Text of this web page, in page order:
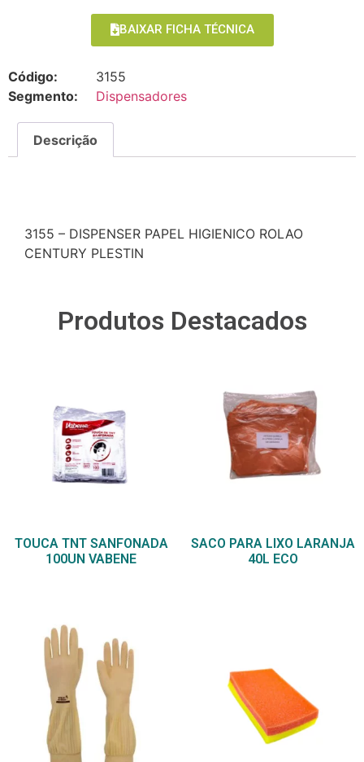
BAIXAR FICHA TÉCNICA
Código:
3155
Segmento:
Dispensadores
Descrição
3155 – DISPENSER PAPEL HIGIENICO ROLAO
CENTURY PLESTIN
Produtos Destacados
TOUCA TNT SANFONADA
100UN VABENE
SACO PARA LIXO LARANJA
40L ECO